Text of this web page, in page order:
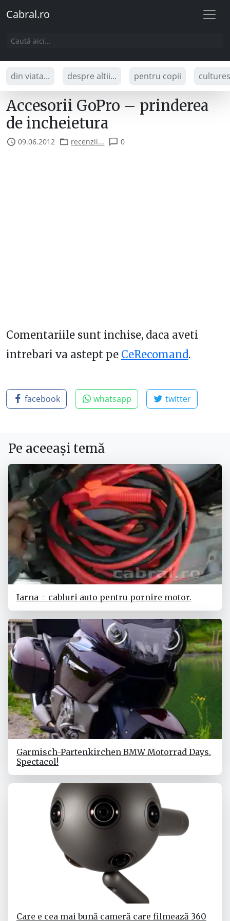
Cabral.ro
din viata... despre altii... pentru copii
Accesorii GoPro – prinderea
de incheietura
09.06.2012 recenzii... 0
Comentariile sunt inchise, daca aveti
intrebari va astept pe CeRecomand.
facebook whatsapp twitter
Pe aceeași temă
Iarna = cabluri auto pentru pornire motor.
Garmisch-Partenkirchen BMW Motorrad Days.
Spectacol!
Care e cea mai bună cameră care filmează 360